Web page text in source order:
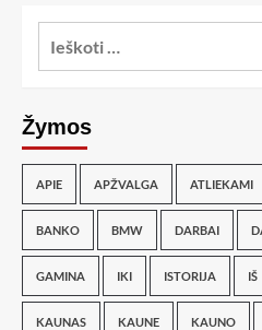
Žymos
APIE APŽVALGA ATLIEKAMI
BANKO BMW DARBAI
GAMINA IKI ISTORIJA IŠ
KAUNAS KAUNE KAUNO